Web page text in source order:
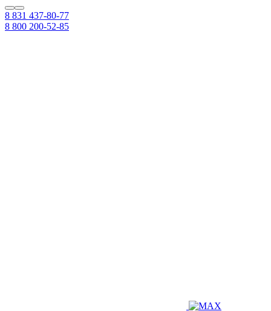
8 831 437-80-77
8 800 200-52-85